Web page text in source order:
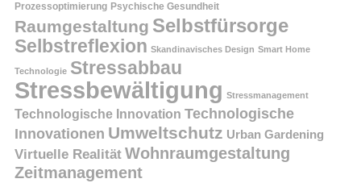
Prozessoptimierung Psychische Gesundheit
Raumgestaltung Selbstfürsorge
Selbstreflexion Skandinavisches Design Smart Home
Technologie Stressabbau
Stressbewältigung Stressmanagement
Technologische Innovation Technologische
Innovationen Umweltschutz Urban Gardening
Virtuelle Realität Wohnraumgestaltung
Zeitmanagement